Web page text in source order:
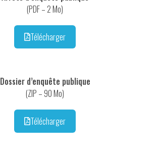
(PDF – 2 Mo)
Télécharger
Dossier d’enquête publique
(ZIP – 90 Mo)
Télécharger